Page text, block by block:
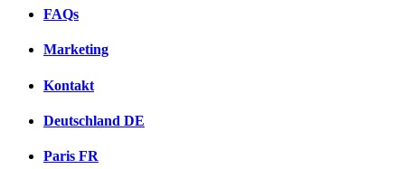
FAQs
Marketing
Kontakt
Deutschland DE
Paris FR